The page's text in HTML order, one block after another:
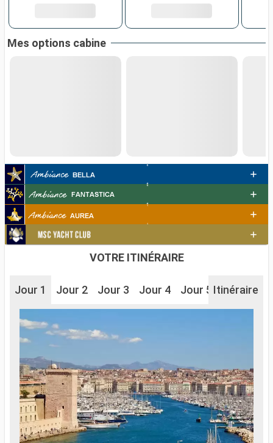
Mes options cabine
VOTRE ITINÉRAIRE
Jour 1 Jour 2 Jour 3 Jour 4 Jour 5 Jour 6
Itinéraire